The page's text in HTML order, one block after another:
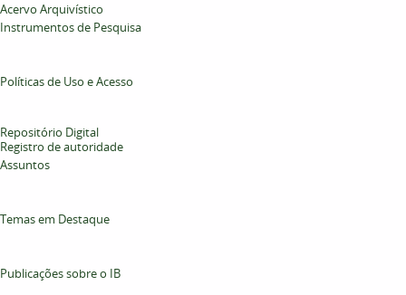
Acervo Arquivístico
Instrumentos de Pesquisa
Políticas de Uso e Acesso
Repositório Digital
Registro de autoridade
Assuntos
Temas em Destaque
Publicações sobre o IB